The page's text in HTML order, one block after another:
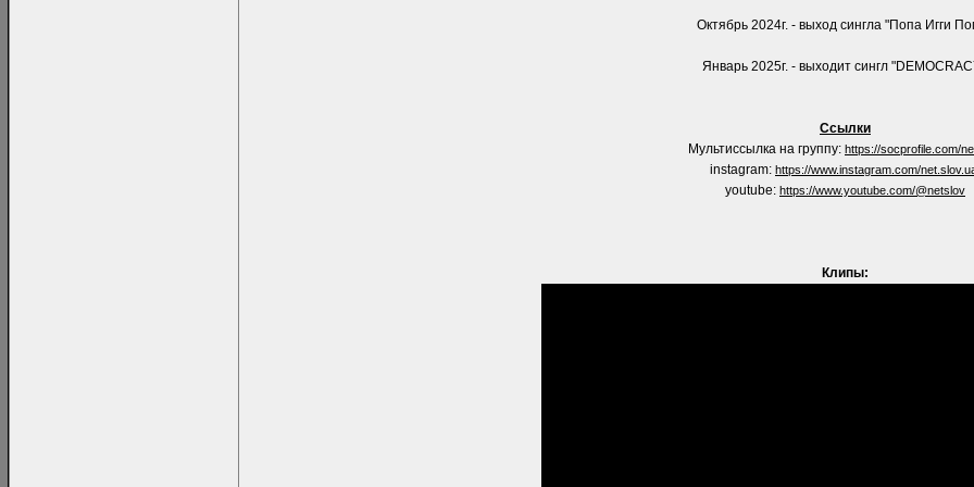
Октябрь 2024г. - выход сингла "Попа Игги
Январь 2025г. - выходит сингл
Ссылки
Мультиссылка на группу: https://socprofile.com/
instagram: https://www.instagram.com/
youtube: https://www.youtube.com/@netslov
Клипы: